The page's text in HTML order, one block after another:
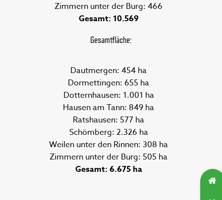
Zimmern unter der Burg: 466
Gesamt: 10.569
Gesamtfläche:
Dautmergen: 454 ha
Dormettingen: 655 ha
Dotternhausen: 1.001 ha
Hausen am Tann: 849 ha
Ratshausen: 577 ha
Schömberg: 2.326 ha
Weilen unter den Rinnen: 308 ha
Zimmern unter der Burg: 505 ha
Gesamt: 6.675 ha